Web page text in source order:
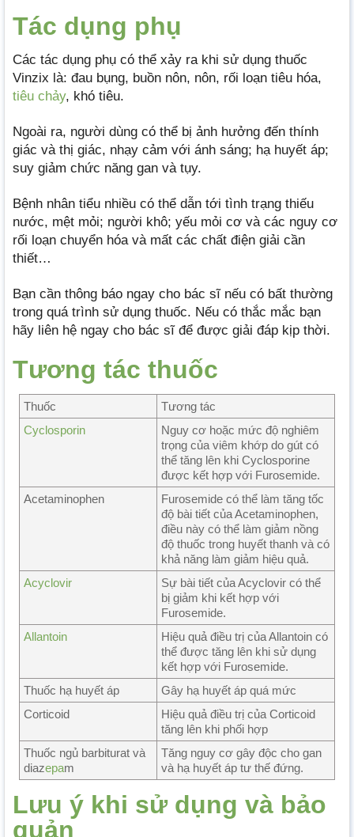
Tác dụng phụ
Các tác dụng phụ có thể xảy ra khi sử dụng thuốc
Vinzix là: đau bụng, buồn nôn, nôn, rối loạn tiêu hóa,
tiêu chảy, khó tiêu.
Ngoài ra, người dùng có thể bị ảnh hưởng đến thính
giác và thị giác, nhạy cảm với ánh sáng; hạ huyết áp;
suy giảm chức năng gan và tụy.
Bệnh nhân tiểu nhiều có thể dẫn tới tình trạng thiếu
nước, mệt mỏi; người khô; yếu mỏi cơ và các nguy cơ
rối loạn chuyển hóa và mất các chất điện giải cần
thiết…
Bạn cần thông báo ngay cho bác sĩ nếu có bất thường
trong quá trình sử dụng thuốc. Nếu có thắc mắc bạn
hãy liên hệ ngay cho bác sĩ để được giải đáp kịp thời.
Tương tác thuốc
Thuốc
Tương tác
Cyclosporin
Nguy cơ hoặc mức độ nghiêm
trọng của viêm khớp do gút có
thể tăng lên khi Cyclosporine
được kết hợp với Furosemide.
Acetaminophen
Furosemide có thể làm tăng tốc
độ bài tiết của Acetaminophen,
điều này có thể làm giảm nồng
độ thuốc trong huyết thanh và có
khả năng làm giảm hiệu quả.
Acyclovir
Sự bài tiết của Acyclovir có thể
bị giảm khi kết hợp với
Furosemide.
Allantoin
Hiệu quả điều trị của Allantoin có
thể được tăng lên khi sử dụng
kết hợp với Furosemide.
Thuốc hạ huyết áp
Gây hạ huyết áp quá mức
Corticoid
Hiệu quả điều trị của Corticoid
tăng lên khi phối hợp
Thuốc ngủ barbiturat và
diazepam
Tăng nguy cơ gây độc cho gan
và hạ huyết áp tư thế đứng.
Lưu ý khi sử dụng và bảo
quản